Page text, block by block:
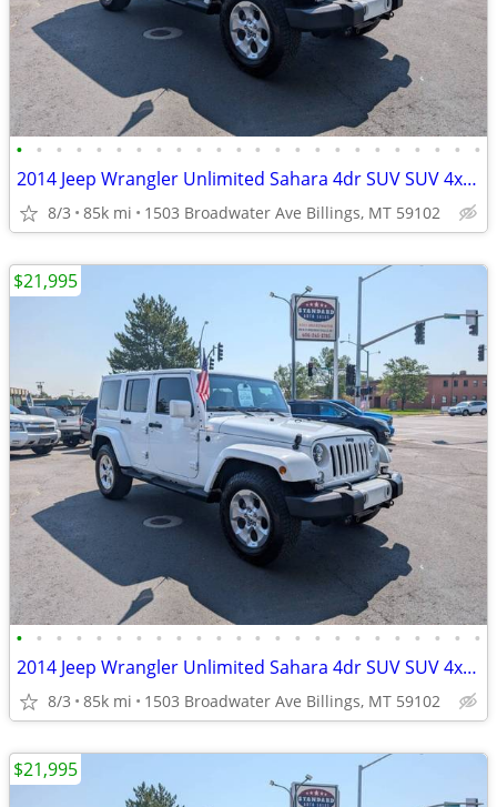
• • • • • • • • • • • • • • • • • • • • • • • •
2014 Jeep Wrangler Unlimited Sahara 4dr SUV SUV 4x4 4WD
8/3 85k mi 1503 Broadwater Ave Billings, MT 59102
• • • • • • • • • • • • • • • • • • • • • • • •
2014 Jeep Wrangler Unlimited Sahara 4dr SUV SUV 4x4 4WD
8/3 85k mi 1503 Broadwater Ave Billings, MT 59102
$21,995
$21,995